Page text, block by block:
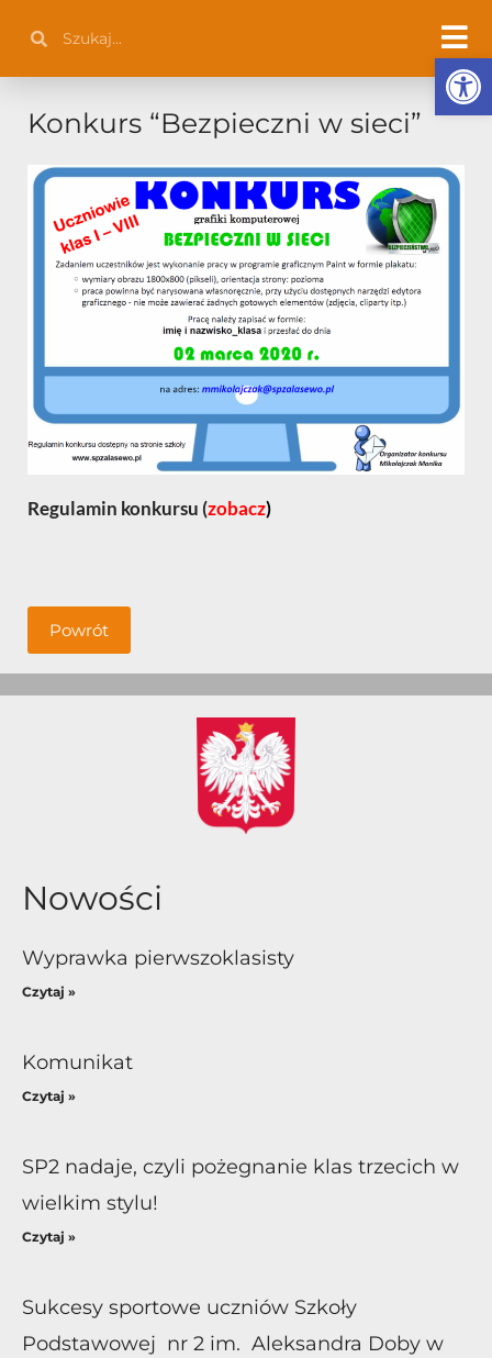
treści
Konkurs “Bezpieczni w sieci”
Regulamin konkursu (zobacz)
Powrót
Nowości
Wyprawka pierwszoklasisty
Czytaj »
Komunikat
Czytaj »
SP2 nadaje, czyli pożegnanie klas trzecich w
wielkim stylu!
Czytaj »
Sukcesy sportowe uczniów Szkoły
Podstawowej nr 2 im. Aleksandra Doby w